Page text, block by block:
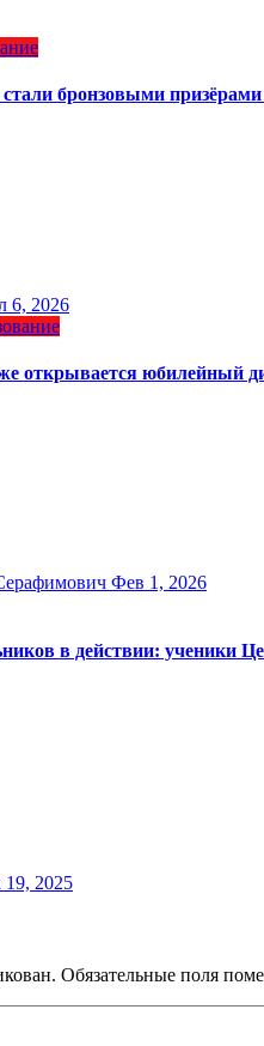
бронзовыми призёрами
6, 2026
открывается юбилейный
Фев 1, 2026
в действии: ученики
19, 2025
Обязательные поля